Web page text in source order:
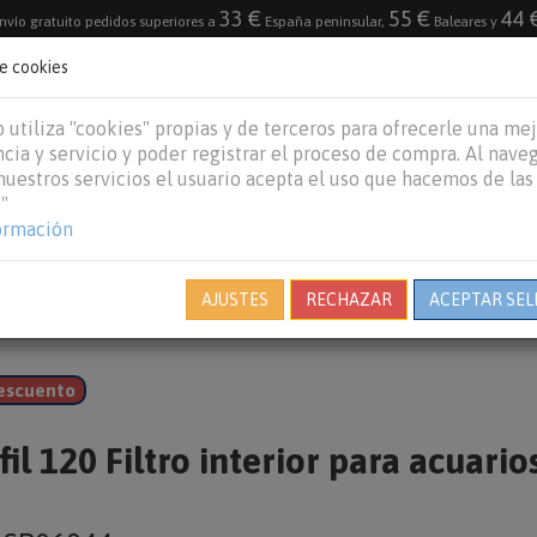
gratuito pedidos superiores a 33 € España peninsular, 55 € Baleares y 44
DESTACADO
VACACIONES DE VERANO 2026
REPTILES
fil 120 Filtro interior para
cookies
utiliza "cookies" propias y de terceros para ofrecerle una
y servicio y poder registrar el proceso de compra. Al
servicios el usuario acepta el uso que hacemos de las
AJUSTES RECHAZAR ACEPTAR